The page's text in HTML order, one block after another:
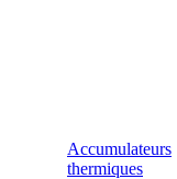
Accumulateurs
thermiques